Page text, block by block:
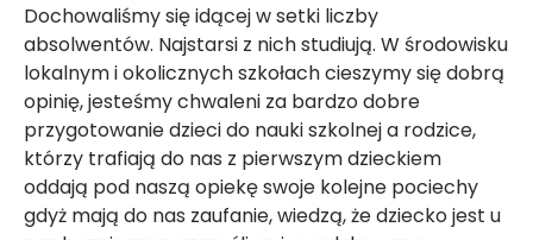
Dochowaliśmy się idącej w setki liczby
absolwentów. Najstarsi z nich studiują. W środowisku
lokalnym i okolicznych szkołach cieszymy się dobrą
opinię, jesteśmy chwaleni za bardzo dobre
przygotowanie dzieci do nauki szkolnej a rodzice,
którzy trafiają do nas z pierwszym dzieckiem
oddają pod naszą opiekę swoje kolejne pociechy
gdyż mają do nas zaufanie, wiedzą, że dziecko jest u